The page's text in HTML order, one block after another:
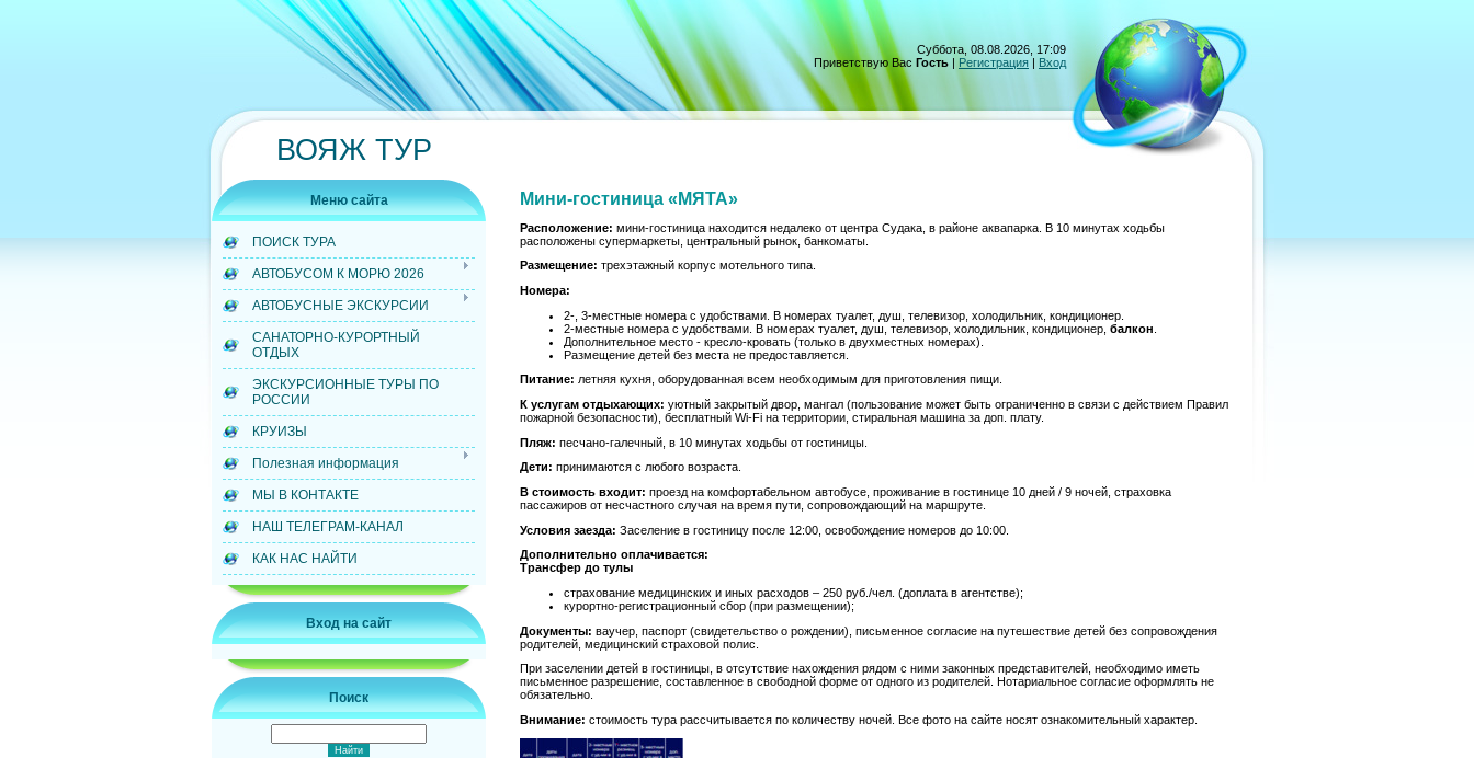
Суббота, 08.08.2026, 17:09
Приветствую Вас Гость | Регистрация | Вход
ВОЯЖ ТУР
Меню сайта
ПОИСК ТУРА
АВТОБУСОМ К МОРЮ 2026
АВТОБУСНЫЕ ЭКСКУРСИИ
САНАТОРНО-КУРОРТНЫЙ
ОТДЫХ
ЭКСКУРСИОННЫЕ ТУРЫ ПО
РОССИИ
КРУИЗЫ
Полезная информация
МЫ В КОНТАКТЕ
НАШ ТЕЛЕГРАМ-КАНАЛ
КАК НАС НАЙТИ
Вход на сайт
Поиск
Мини-гостиница «МЯТА»
Расположение: мини-гостиница находится недалеко от центра Судака, в районе аквапарка. В 10 минутах ходьбы
расположены супермаркеты, центральный рынок, банкоматы.
Размещение: трехэтажный корпус мотельного типа.
Номера:
2-, 3-местные номера с удобствами. В номерах туалет, душ, телевизор, холодильник, кондиционер.
2-местные номера с удобствами. В номерах туалет, душ, телевизор, холодильник, кондиционер, балкон
Дополнительное место - кресло-кровать (только в двухместных номерах).
Размещение детей без места не предоставляется.
Питание: летняя кухня, оборудованная всем необходимым для приготовления пищи.
К услугам отдыхающих: уютный закрытый двор, мангал (пользование может быть ограниченно в связи с действием Правил
пожарной безопасности), бесплатный Wi-Fi на территории, стиральная машина за доп. плату.
Пляж: песчано-галечный, в 10 минутах ходьбы от гостиницы.
Дети: принимаются с любого возраста.
В стоимость входит: проезд на комфортабельном автобусе, проживание в гостинице 10 дней / 9 ночей, страховка
пассажиров от несчастного случая на время пути, сопровождающий на маршруте.
Условия заезда: Заселение в гостиницу после 12:00, освобождение номеров до 10:00.
Дополнительно оплачивается:
Трансфер до тулы
страхование медицинских и иных расходов – 250 руб./чел. (доплата в агентстве);
курортно-регистрационный сбор (при размещении);
Документы: ваучер, паспорт (свидетельство о рождении), письменное согласие на путешествие детей без сопровождения
родителей, медицинский страховой полис.
При заселении детей в гостиницы, в отсутствие нахождения рядом с ними законных представителей, необходимо иметь
письменное разрешение, составленное в свободной форме от одного из родителей. Нотариальное согласие оформлять не
обязательно.
Внимание: стоимость тура рассчитывается по количеству ночей. Все фото на сайте носят ознакомительный характер.